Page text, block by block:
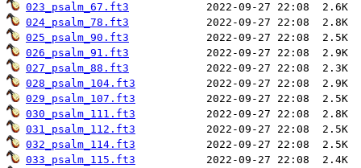
023_psalm_67.ft3
024_psalm_78.ft3
025_psalm_90.ft3
026_psalm_91.ft3
027_psalm_88.ft3
028_psalm_104.ft3
029_psalm_107.ft3
030_psalm_111.ft3
031_psalm_112.ft3
032_psalm_114.ft3
033_psalm_115.ft3